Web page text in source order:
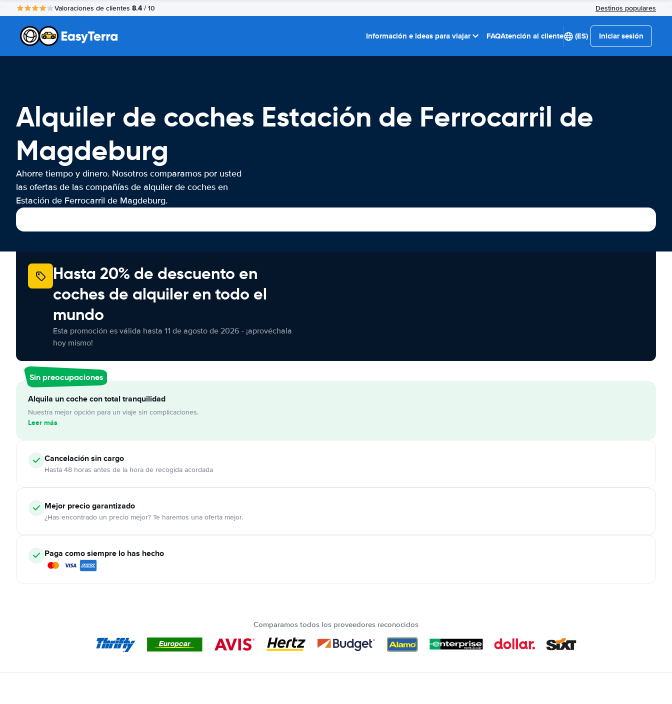
Valoraciones de clientes 8.4 / 10 Destinos populares
Información e ideas para viajar FAQAtención al cliente (ES) Iniciar sesión
Alquiler de coches Estación de Ferrocarril de
Magdeburg
Ahorre tiempo y dinero. Nosotros comparamos por usted
las ofertas de las compañías de alquiler de coches en
Estación de Ferrocarril de Magdeburg.
Hasta 20% de descuento en
coches de alquiler en todo el
mundo
Esta promoción es válida hasta 11 de agosto de 2026 - ¡aprovéchala
hoy mismo!
Sin preocupaciones
Alquila un coche con total tranquilidad
Nuestra mejor opción para un viaje sin complicaciones.
Leer más
Cancelaciónsin cargo
Hasta 48 horas antes de la hora de recogida acordada
Mejor precio garantizado
¿Has encontrado un precio mejor? Te haremos una oferta mejor.
Paga como siempre lo has hecho
Comparamos todos los proveedores reconocidos